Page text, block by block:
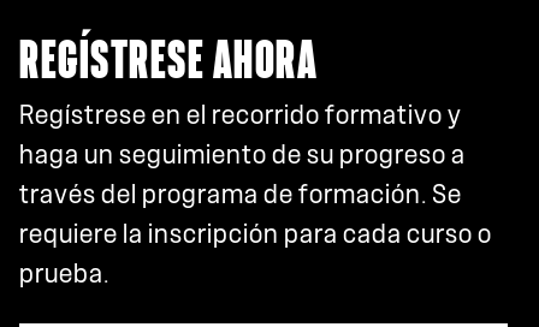
REGÍSTRESE AHORA
Regístrese en el recorrido formativo y
haga un seguimiento de su progreso a
través del programa de formación. Se
requiere la inscripción para cada curso o
prueba.